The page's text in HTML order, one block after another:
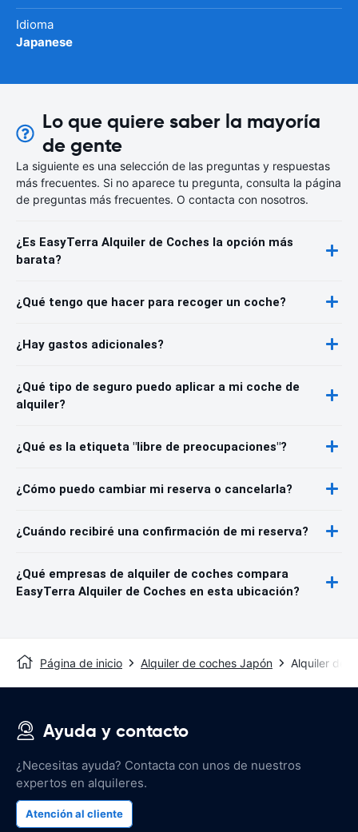
Idioma
Japanese
Lo que quiere saber la mayoría
de gente
La siguiente es una selección de las preguntas y respuestas
más frecuentes. Si no aparece tu pregunta, consulta la página
de preguntas más frecuentes. O contacta con nosotros.
¿Es EasyTerra Alquiler de Coches la opción más
barata?
¿Qué tengo que hacer para recoger un coche?
¿Hay gastos adicionales?
¿Qué tipo de seguro puedo aplicar a mi coche de
alquiler?
¿Qué es la etiqueta "libre de preocupaciones"?
¿Cómo puedo cambiar mi reserva o cancelarla?
¿Cuándo recibiré una confirmación de mi reserva?
¿Qué empresas de alquiler de coches compara
EasyTerra Alquiler de Coches en esta ubicación?
Página de inicio Alquiler de coches Japón Alquiler de
Ayuda y contacto
¿Necesitas ayuda? Contacta con unos de nuestros
expertos en alquileres.
Atención al cliente